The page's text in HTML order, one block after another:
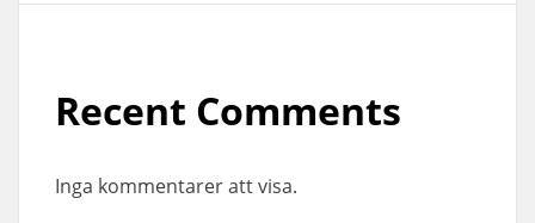
Recent Comments
Inga kommentarer att visa.